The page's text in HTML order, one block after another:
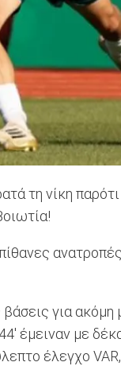
τη νίκη
βάσεις για
έμειναν με
έλεγχο